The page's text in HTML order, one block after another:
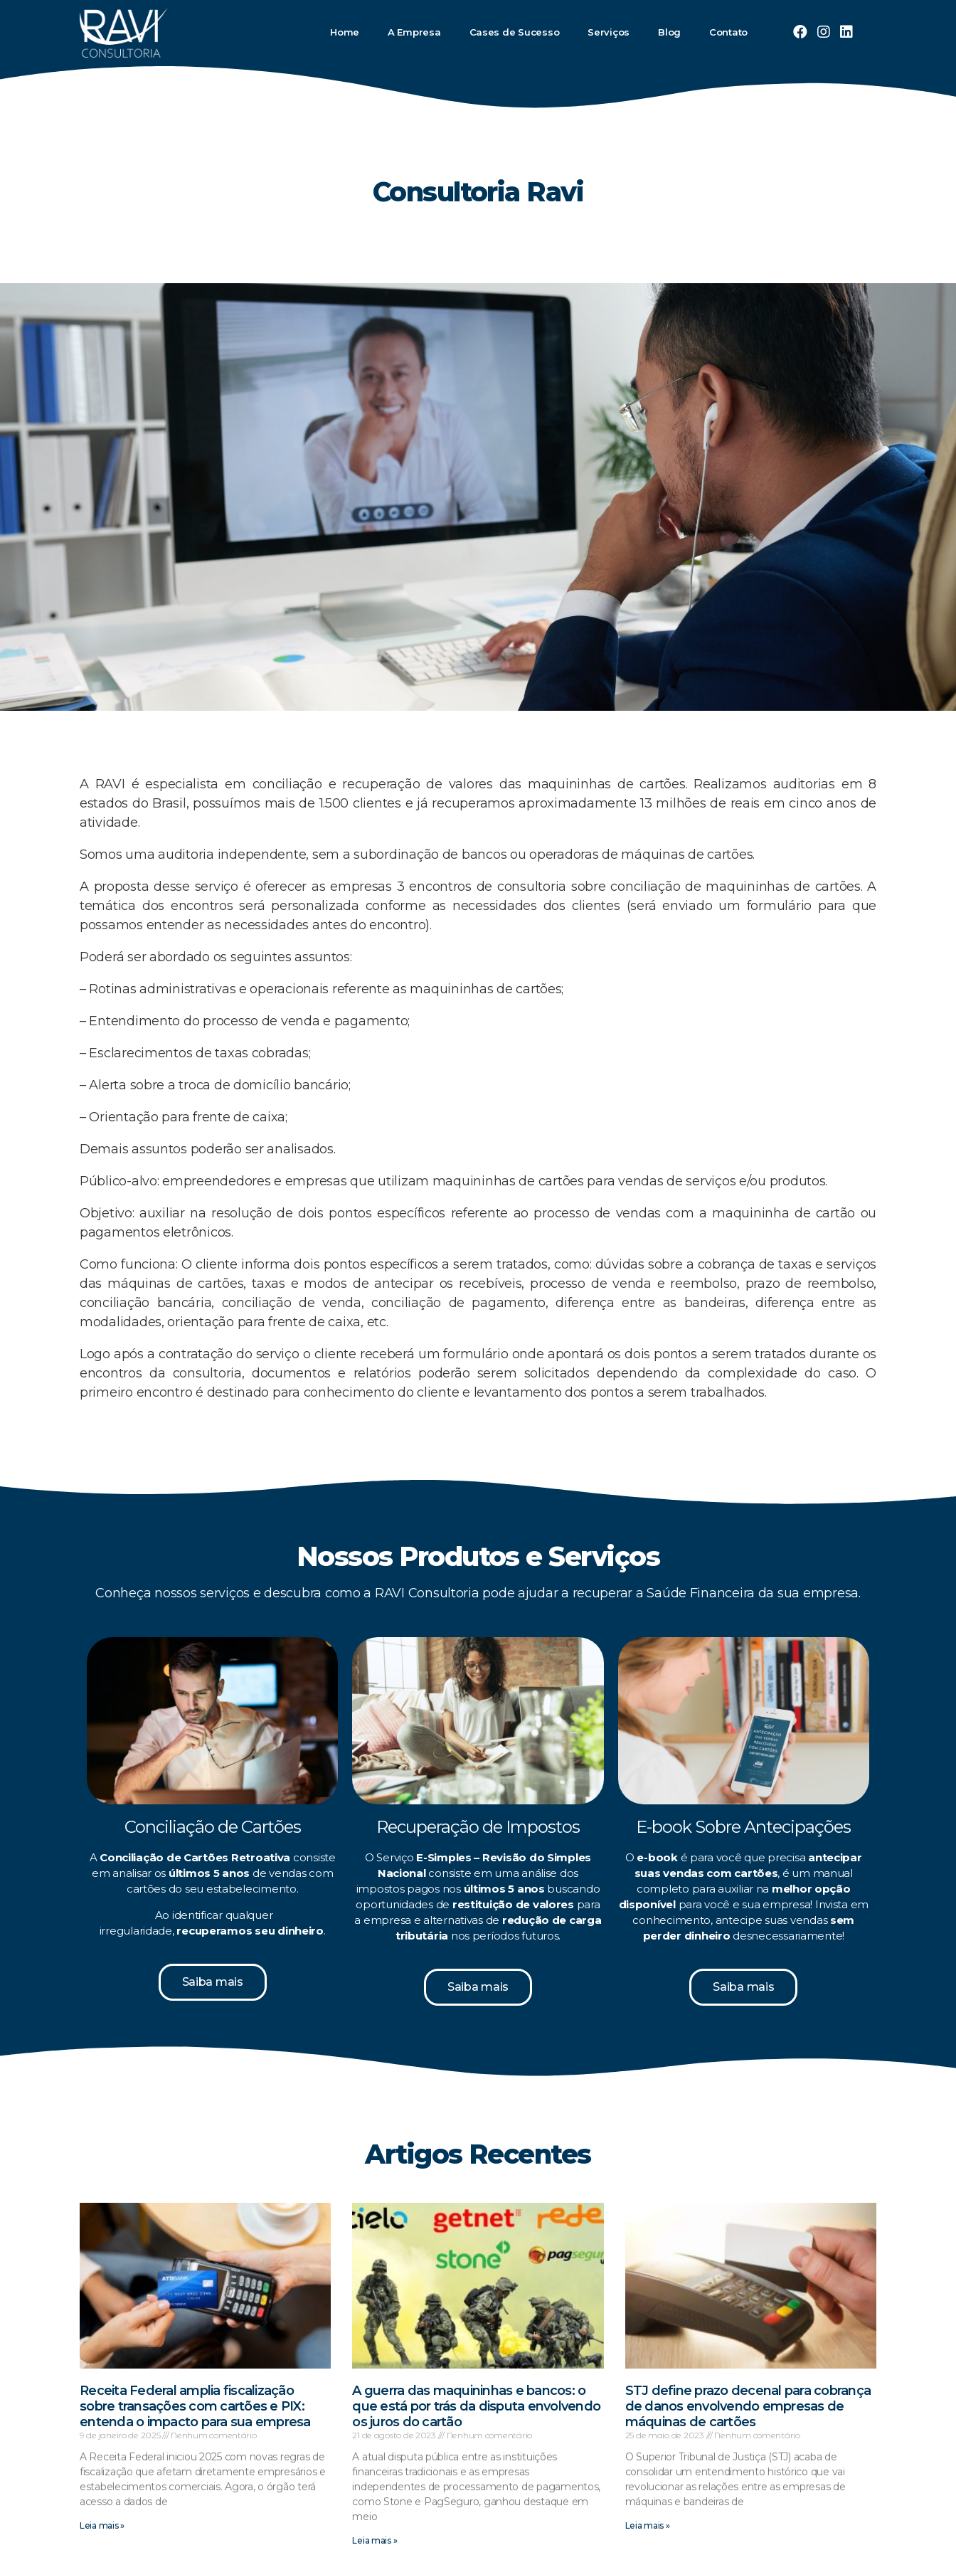
Home A Empresa Cases de Sucesso Serviços Blog Contato
Consultoria Ravi
A RAVI é especialista em conciliação e recuperação de valores das maquininhas de cartões. Realizamos auditorias em 8
estados do Brasil, possuímos mais de 1.500 clientes e já recuperamos aproximadamente 13 milhões de reais em cinco anos de
atividade.
Somos uma auditoria independente, sem a subordinação de bancos ou operadoras de máquinas de cartões.
A proposta desse serviço é oferecer as empresas 3 encontros de consultoria sobre conciliação de maquininhas de cartões. A
temática dos encontros será personalizada conforme as necessidades dos clientes (será enviado um formulário para que
possamos entender as necessidades antes do encontro).
Poderá ser abordado os seguintes assuntos:
– Rotinas administrativas e operacionais referente as maquininhas de cartões;
– Entendimento do processo de venda e pagamento;
– Esclarecimentos de taxas cobradas;
– Alerta sobre a troca de domicílio bancário;
– Orientação para frente de caixa;
Demais assuntos poderão ser analisados.
Público-alvo: empreendedores e empresas que utilizam maquininhas de cartões para vendas de serviços e/ou produtos.
Objetivo: auxiliar na resolução de dois pontos específicos referente ao processo de vendas com a maquininha de cartão ou
pagamentos eletrônicos.
Como funciona: O cliente informa dois pontos específicos a serem tratados, como: dúvidas sobre a cobrança de taxas e serviços
das máquinas de cartões, taxas e modos de antecipar os recebíveis, processo de venda e reembolso, prazo de reembolso,
conciliação bancária, conciliação de venda, conciliação de pagamento, diferença entre as bandeiras, diferença entre as
modalidades, orientação para frente de caixa, etc.
Logo após a contratação do serviço o cliente receberá um formulário onde apontará os dois pontos a serem tratados durante os
encontros da consultoria, documentos e relatórios poderão serem solicitados dependendo da complexidade do caso. O
primeiro encontro é destinado para conhecimento do cliente e levantamento dos pontos a serem trabalhados.
Nossos Produtos e Serviços
Conheça nossos serviços e descubra como a RAVI Consultoria pode ajudar a recuperar a Saúde Financeira da sua empresa.
Conciliação de Cartões
A Conciliação de Cartões Retroativa consiste
em analisar os últimos 5 anos de vendas com
cartões do seu estabelecimento.
Ao identificar qualquer
irregularidade, recuperamos seu dinheiro.
Saiba mais
Recuperação de Impostos
O Serviço E-Simples – Revisão do Simples
Nacionalconsiste em uma análise dos
impostos pagos nos últimos 5 anos buscando
oportunidades de restituição de valores para
a empresa e alternativas de redução de carga
tributária nos períodos futuros.
Saiba mais
E-book Sobre Antecipações
O e-booké para você que precisa antecipar
suas vendas com cartões, é um manual
completo para auxiliar na melhor opção
disponívelpara você e sua empresa! Invista em
conhecimento, antecipe suas vendas sem
perder dinheiro desnecessariamente!
Saiba mais
Artigos Recentes
Receita Federal amplia fiscalização
sobre transações com cartões e PIX:
entenda o impacto para sua empresa
9 de janeiro de 2025 Nenhum comentário
A Receita Federal iniciou 2025 com novas regras de
fiscalização que afetam diretamente empresários e
estabelecimentos comerciais. Agora, o órgão terá
acesso a dados de
Leia mais »
A guerra das maquininhas e bancos: o
que está por trás da disputa envolvendo
os juros do cartão
21 de agosto de 2023 Nenhum comentário
A atual disputa pública entre as instituições
financeiras tradicionais e as empresas
independentes de processamento de pagamentos,
como Stone e PagSeguro, ganhou destaque em
meio
Leia mais »
STJ define prazo decenal para cobrança
de danos envolvendo empresas de
máquinas de cartões
25 de maio de 2023 Nenhum comentário
O Superior Tribunal de Justiça (STJ) acaba de
consolidar um entendimento histórico que vai
revolucionar as relações entre as empresas de
máquinas e bandeiras de
Leia mais »